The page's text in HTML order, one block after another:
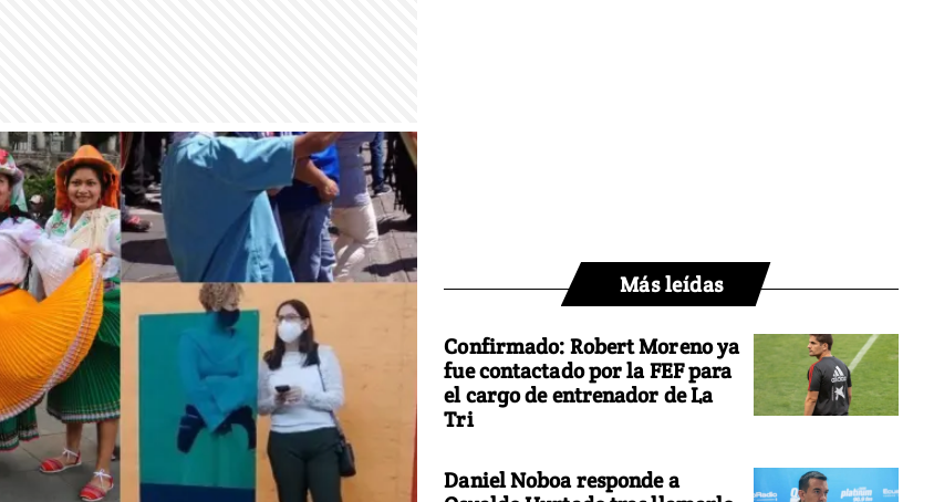
Más leídas
Confirmado: Robert Moreno ya
fue contactado por la FEF para
el cargo de entrenador de La
Tri
Daniel Noboa responde a